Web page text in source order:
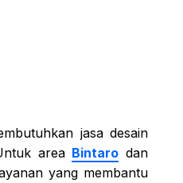
jasa desain
area Bintaro dan
yang membantu